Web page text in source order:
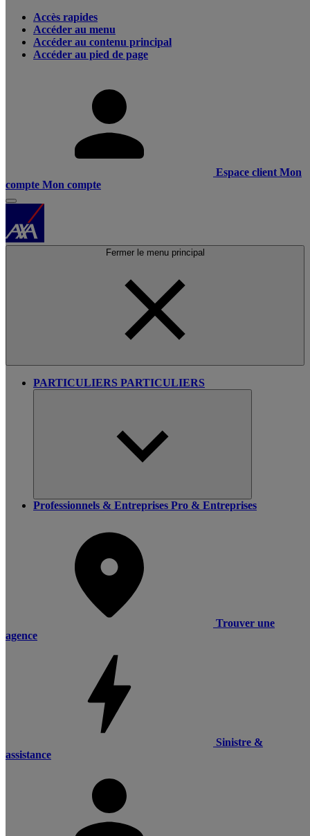
Accès rapides
Accéder au menu
Accéder au contenu principal
Accéder au pied de page
Espace client Mon
compte Mon compte
Fermer le menu principal
PARTICULIERS PARTICULIERS
Professionnels & Entreprises Pro & Entreprises
Trouver une
agence
Sinistre &
assistance